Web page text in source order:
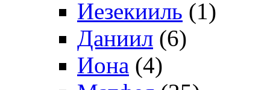
Иезекииль (1)
Даниил (6)
Иона (4)